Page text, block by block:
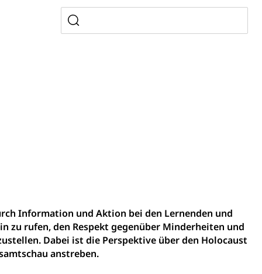
Information und Aktion bei den Lernenden und
zu rufen, den Respekt gegenüber Minderheiten und
Dabei ist die Perspektive über den Holocaust
anstreben.
parallele Einfuhr, regionale
Krankenkasse